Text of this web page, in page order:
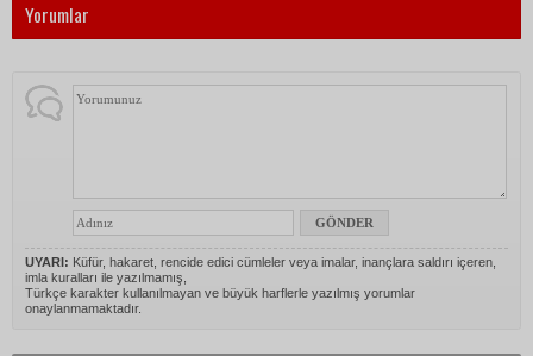
Yorumlar
UYARI: Küfür, hakaret, rencide edici cümleler veya imalar, inançlara saldırı içeren,
imla kuralları ile yazılmamış,
Türkçe karakter kullanılmayan ve büyük harflerle yazılmış yorumlar
onaylanmamaktadır.